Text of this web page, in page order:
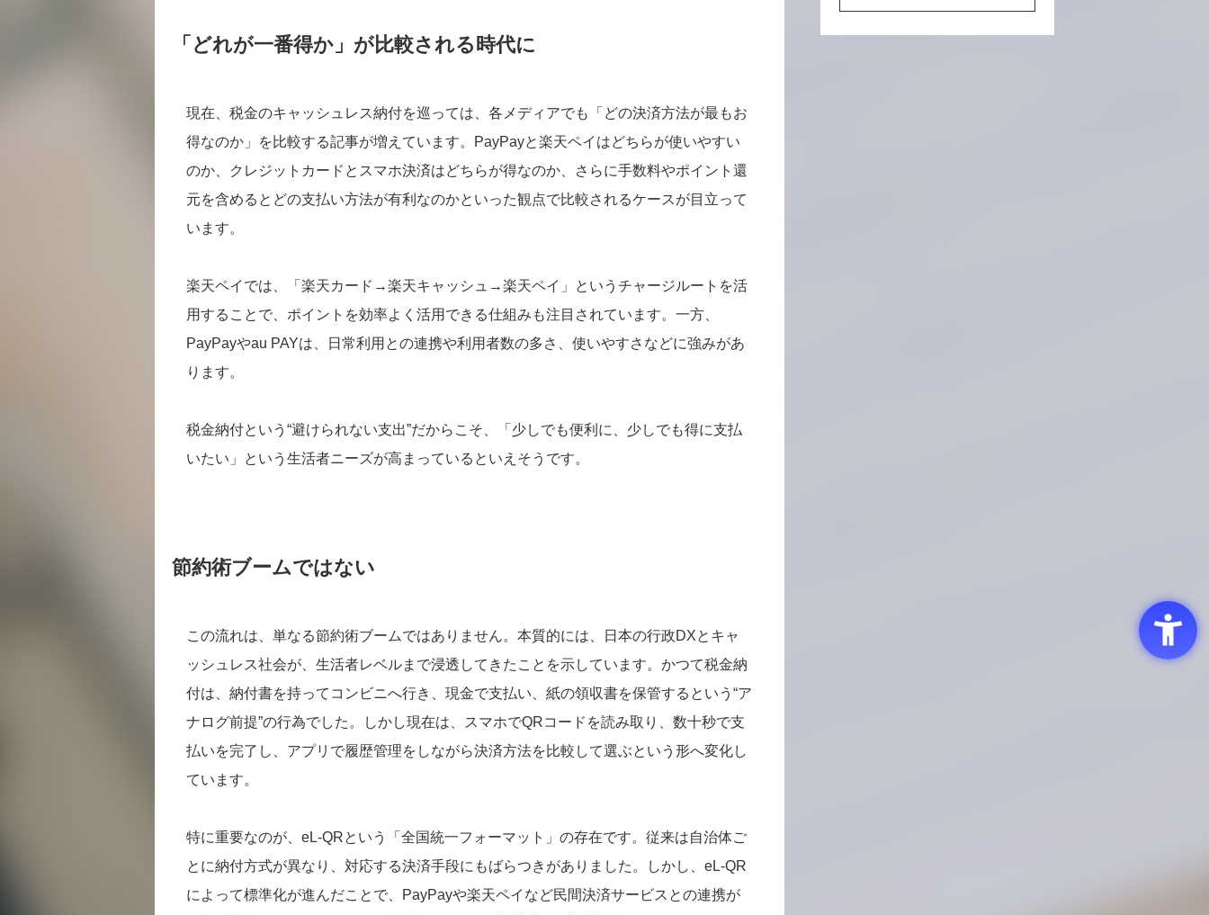
「どれが一番得か」が比較される時代に
現在、税金のキャッシュレス納付を巡っては、各メディアでも「どの決済方法が最もお
得なのか」を比較する記事が増えています。PayPayと楽天ペイはどちらが使いやすい
のか、クレジットカードとスマホ決済はどちらが得なのか、さらに手数料やポイント還
元を含めるとどの支払い方法が有利なのかといった観点で比較されるケースが目立って
います。
楽天ペイでは、「楽天カード→楽天キャッシュ→楽天ペイ」というチャージルートを活
用することで、ポイントを効率よく活用できる仕組みも注目されています。一方、
PayPayやau PAYは、日常利用との連携や利用者数の多さ、使いやすさなどに強みがあ
ります。
税金納付という“避けられない支出”だからこそ、「少しでも便利に、少しでも得に支払
いたい」という生活者ニーズが高まっているといえそうです。
節約術ブームではない
この流れは、単なる節約術ブームではありません。本質的には、日本の行政DXとキャ
ッシュレス社会が、生活者レベルまで浸透してきたことを示しています。かつて税金納
付は、納付書を持ってコンビニへ行き、現金で支払い、紙の領収書を保管するという“ア
ナログ前提”の行為でした。しかし現在は、スマホでQRコードを読み取り、数十秒で支
払いを完了し、アプリで履歴管理をしながら決済方法を比較して選ぶという形へ変化し
ています。
特に重要なのが、eL-QRという「全国統一フォーマット」の存在です。従来は自治体ご
とに納付方式が異なり、対応する決済手段にもばらつきがありました。しかし、eL-QR
によって標準化が進んだことで、PayPayや楽天ペイなど民間決済サービスとの連携が